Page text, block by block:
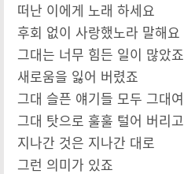
떠난 이에게 노래 하세요
후회 없이 사랑했노라 말해요
그대는 너무 힘든 일이 많았죠
새로움을 잃어 버렸죠
그대 슬픈 얘기들 모두 그대여
그대 탓으로 훌훌 털어 버리고
지나간 것은 지나간 대로
그런 의미가 있죠